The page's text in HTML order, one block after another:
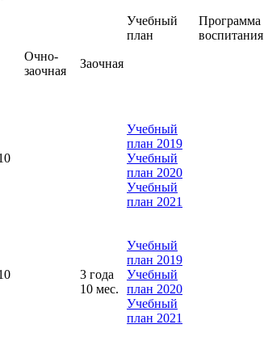
Учебный
план
Программа
воспитания
Очно-
заочная
Заочная
Учебный
план 2019
Учебный
план 2020
Учебный
план 2021
3 года
10 мес.
Учебный
план 2019
Учебный
план 2020
Учебный
план 2021